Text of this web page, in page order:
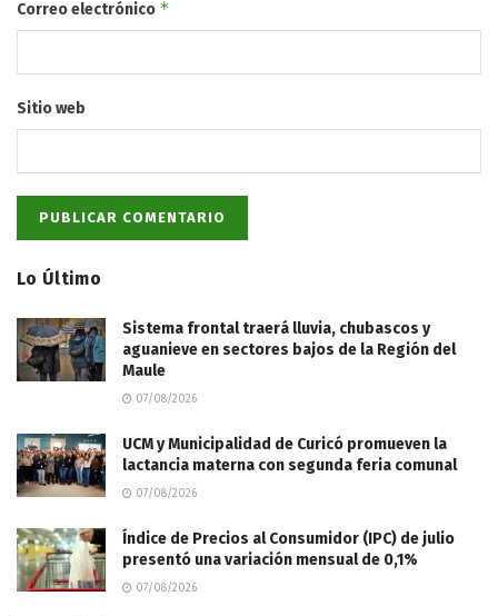
Correo electrónico *
Sitio web
Lo Último
Sistema frontal traerá lluvia, chubascos y
aguanieve en sectores bajos de la Región del
Maule
07/08/2026
UCM y Municipalidad de Curicó promueven la
lactancia materna con segunda feria comunal
07/08/2026
Índice de Precios al Consumidor (IPC) de julio
presentó una variación mensual de 0,1%
07/08/2026